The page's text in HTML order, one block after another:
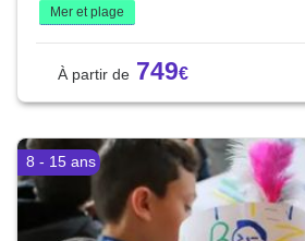
Mer et plage
749
8 - 15 ans